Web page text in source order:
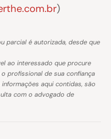
)
parcial é autorizada, desde que
ao interessado que procure
profissional de sua confiança
aqui contidas, são
com o advogado de